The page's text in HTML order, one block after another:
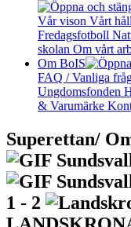
Vår vison Vårt
Fredagsfotboll
skolan Om vårt
Om BoIS
FAQ / Vanliga
Ungdomsfonden
& Varumärke
Superettan/
1 - 2